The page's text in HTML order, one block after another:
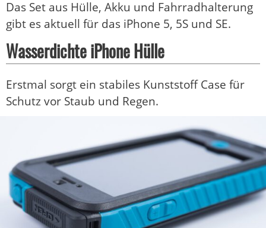
Das Set aus Hülle, Akku und Fahrradhalterung
gibt es aktuell für das iPhone 5, 5S und SE.
Wasserdichte iPhone Hülle
Erstmal sorgt ein stabiles Kunststoff Case für
Schutz vor Staub und Regen.